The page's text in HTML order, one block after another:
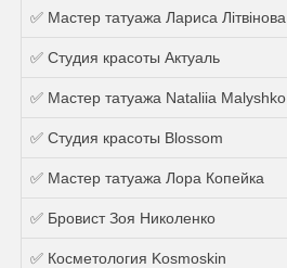
✅ Мастер татуажа Лариса Літвінова
✅ Студия красоты Актуаль
✅ Мастер татуажа Nataliia Malyshko
✅ Студия красоты Blossom
✅ Мастер татуажа Лора Копейка
✅ Бровист Зоя Николенко
✅ Косметология Kosmoskin